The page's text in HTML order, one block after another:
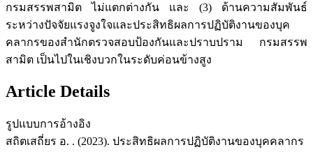
กรมสรรพสามิต ไม่แตกต่างกัน และ (3) ด้านความสัมพันธ์
ระหว่างปัจจัยแรงจูงใจและประสิทธิผลการปฏิบัติงานของบุค
คลากรของสำนักตรวจสอบป้องกันและปราบปราม กรมสรรพ
สามิต เป็นไปในเชิงบวกในระดับค่อนข้างสูง
Article Details
รูปแบบการอ้างอิง
สถิตเสถี่ยร อ. . (2023). ประสิทธิผลการปฏิบัติงานของบุคคลากร